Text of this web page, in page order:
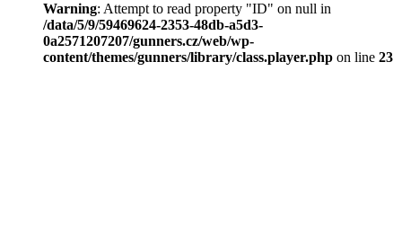
Warning: Attempt to read property "ID" on null in
/data/5/9/59469624-2353-48db-a5d3-
0a2571207207/gunners.cz/web/wp-
content/themes/gunners/library/class.player.php on line 23